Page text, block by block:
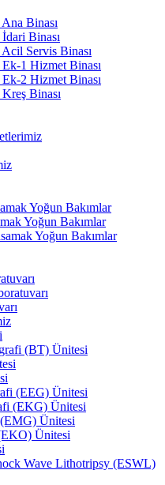
Binası
Binası
Servis Binası
1 Hizmet Binası
2 Hizmet Binası
Binası
Yoğun Bakımlar
Yoğun Bakımlar
Yoğun Bakımlar
(BT) Ünitesi
(EEG) Ünitesi
(EKG) Ünitesi
Ünitesi
Ünitesi
Wave Lithotripsy (ESWL)